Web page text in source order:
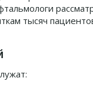
тысяч